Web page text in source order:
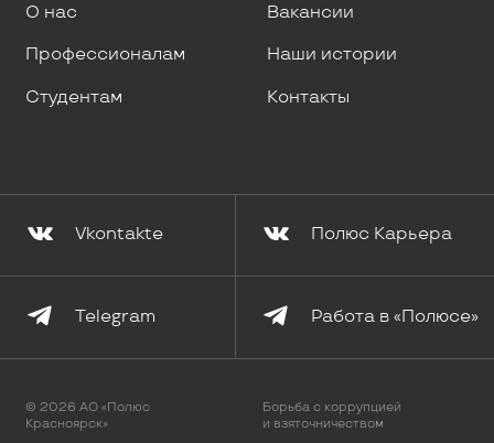
О нас Вакансии
Профессионалам Наши истории
Студентам Контакты
Vkontakte Полюс Карьера
Telegram Работа в «Полюсе»
© 2026 АО «Полюс
Красноярск»
Борьба с коррупцией
и взяточничеством